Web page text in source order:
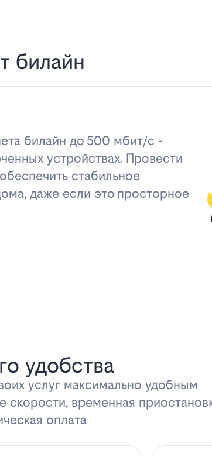
билайн
билайн до 500 мбит/с -
устройствах. Провести
стабильное
даже если это просторное
удобства
услуг максимально удобным
скорости, временная
оплата